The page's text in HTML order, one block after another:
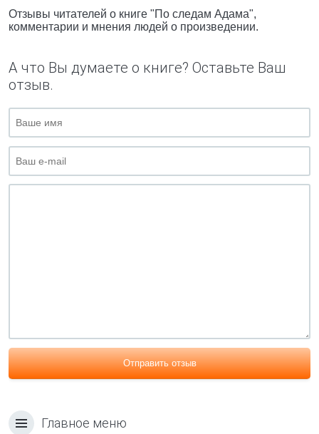
Отзывы читателей о книге "По следам Адама",
комментарии и мнения людей о произведении.
А что Вы думаете о книге? Оставьте Ваш
отзыв.
Отправить отзыв
Главное меню